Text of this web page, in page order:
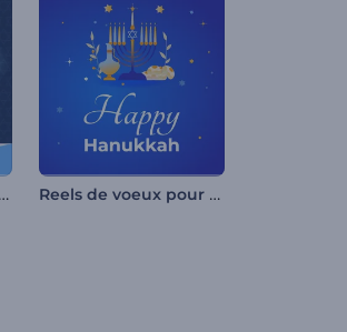
Animations Shabbat Shalom Reels de voeux pour Hanukah